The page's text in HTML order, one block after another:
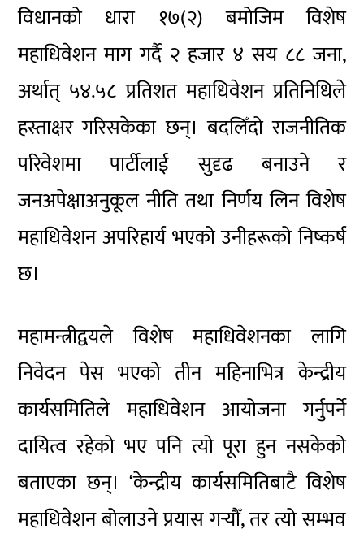
विधानको धारा १७(२) बमोजिम विशेष
महाधिवेशन माग गर्दै २ हजार ४ सय ८८ जना,
अर्थात् ५४.५८ प्रतिशत महाधिवेशन प्रतिनिधिले
हस्ताक्षर गरिसकेका छन्। बदलिँदो राजनीतिक
परिवेशमा पार्टीलाई सुदृढ बनाउने र
जनअपेक्षाअनुकूल नीति तथा निर्णय लिन विशेष
महाधिवेशन अपरिहार्य भएको उनीहरूको निष्कर्ष
छ।
महामन्त्रीद्वयले विशेष महाधिवेशनका लागि
निवेदन पेस भएको तीन महिनाभित्र केन्द्रीय
कार्यसमितिले महाधिवेशन आयोजना गर्नुपर्ने
दायित्व रहेको भए पनि त्यो पूरा हुन नसकेको
बताएका छन्। ‘केन्द्रीय कार्यसमितिबाटै विशेष
महाधिवेशन बोलाउने प्रयास गर्‍यौँ, तर त्यो सम्भव